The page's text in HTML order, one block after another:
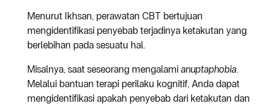
Menurut Ikhsan, perawatan CBT bertujuan
mengidentifikasi penyebab terjadinya ketakutan yang
berlebihan pada sesuatu hal.
Misalnya, saat seseorang mengalami anuptaphobia.
Melalui bantuan terapi perilaku kognitif, Anda dapat
mengidentifikasi apakah penyebab dari ketakutan dan